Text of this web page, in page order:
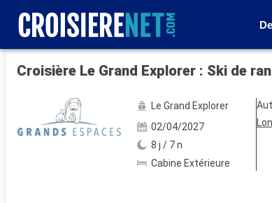
Voir les 5 autres photos
Croisière Le Grand Explorer : Ski de
Le Grand Explorer
02/04/2027
8 j / 7 n
Cabine Extérieure